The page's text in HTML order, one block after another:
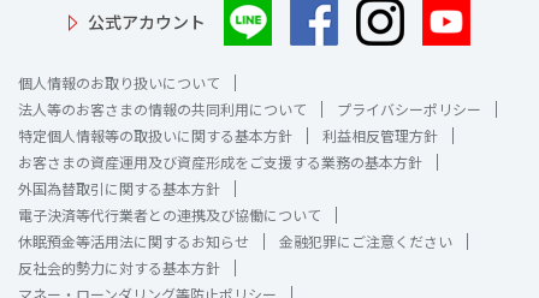
公式アカウント
個人情報のお取り扱いについて
法人等のお客さまの情報の共同利用について
プライバシーポリシー
特定個人情報等の取扱いに関する基本方針
利益相反管理方針
お客さまの資産運用及び資産形成をご支援する業務の基本方針
外国為替取引に関する基本方針
電子決済等代行業者との連携及び協働について
休眠預金等活用法に関するお知らせ
金融犯罪にご注意ください
反社会的勢力に対する基本方針
マネー・ローンダリング等防止ポリシー